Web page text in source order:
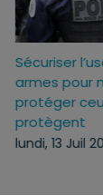
armes
protéger
lundi, 13